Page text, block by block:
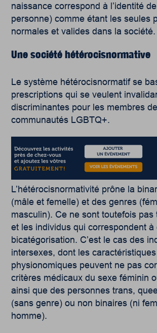
naissance correspond à l’identité
personne) comme étant les seules
normales et valides dans la société.
Une société hétérocisnormative
Le système hétérocisnormatif se
prescriptions qui se veulent
discriminantes pour les membres
communautés LGBTQ+.
L’hétérocisnormativité prône la
(mâle et femelle) et des genres
masculin). Ce ne sont toutefois pas
et les individus qui correspondent à
bicatégorisation. C’est le cas des
intersexes, dont les
physionomiques peuvent ne pas
critères médicaux du sexe féminin
ainsi que des personnes trans,
(sans genre) ou non binaires (ni
homme).